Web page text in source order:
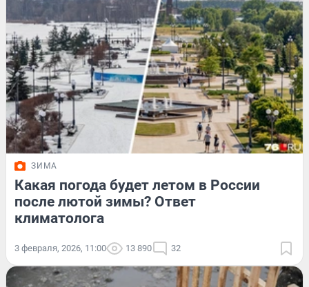
ЗИМА
Какая погода будет летом в России
после лютой зимы? Ответ
климатолога
3 февраля, 2026, 11:00 13 890 32